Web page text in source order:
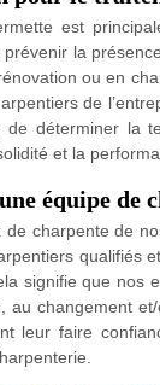
est
la
ou en
de
déterminer la
et la
équipe
charpente de
qualifiés
signifie que
au changement
leur faire